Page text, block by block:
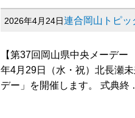
2026年4月24日連合岡山トピッ
【第37回岡山県中央メーデ
年4月29日（水・祝）北長瀬
デー」を開催します。 式典終